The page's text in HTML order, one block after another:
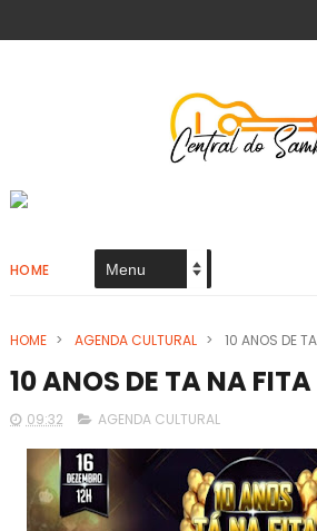
HOME
HOME > AGENDA CULTURAL > 10 ANOS DE
10 ANOS DE TA NA FITA
09:32 AGENDA CULTURAL